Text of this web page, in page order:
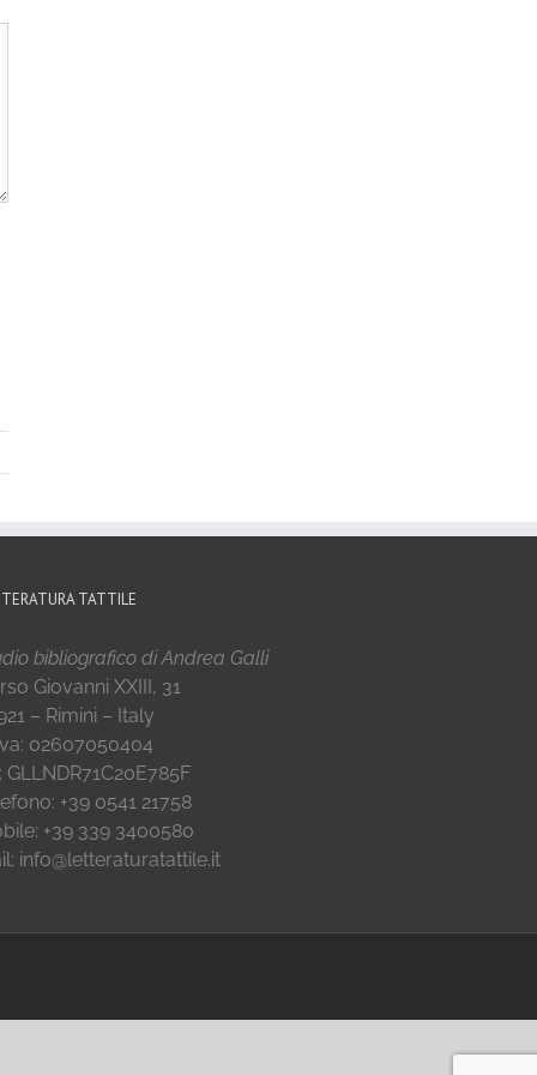
TATTILE
bibliografico di Andrea Galli
Giovanni XXIII, 31
– Rimini – Italy
02607050404
GLLNDR71C20E785F
+39 0541 21758
+39 339 3400580
info@letteraturatattile.it